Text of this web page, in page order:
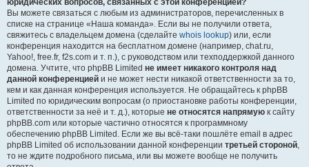
юридических вопросов, связанных с этой конференцией?
Вы можете связаться с любым из администраторов, перечисленных в
списке на странице «Наша команда». Если вы не получили ответа,
свяжитесь с владельцем домена (сделайте whois lookup) или, если
конференция находится на бесплатном домене (например, chat.ru,
Yahoo!, free.fr, f2s.com и т. п.), с руководством или техподдержкой данного
домена. Учтите, что phpBB Limited не имеет никакого контроля над
данной конференцией и не может нести никакой ответственности за то,
кем и как данная конференция используется. Не обращайтесь к phpBB
Limited по юридическим вопросам (о приостановке работы конференции,
ответственности за неё и т. д.), которые не относятся напрямую к сайту
phpBB.com или которые частично относятся к программному
обеспечению phpBB Limited. Если же вы всё-таки пошлёте email в адрес
phpBB Limited об использовании данной конференции третьей стороной,
то не ждите подробного письма, или вы можете вообще не получить